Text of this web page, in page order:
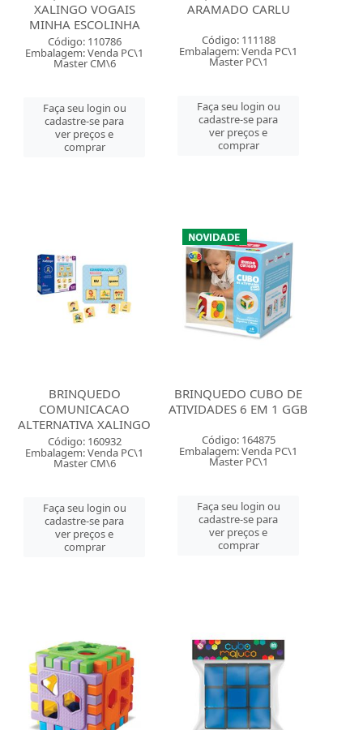
XALINGO VOGAIS
MINHA ESCOLINHA
Código: 110786
Embalagem: Venda PC\1
Master CM\6
Faça seu login ou
cadastre-se para
ver preços e
comprar
ARAMADO CARLU
Código: 111188
Embalagem: Venda PC\1
Master PC\1
Faça seu login ou
cadastre-se para
ver preços e
comprar
BRINQUEDO
COMUNICACAO
ALTERNATIVA XALINGO
Código: 160932
Embalagem: Venda PC\1
Master CM\6
Faça seu login ou
cadastre-se para
ver preços e
comprar
BRINQUEDO CUBO DE
ATIVIDADES 6 EM 1 GGB
Código: 164875
Embalagem: Venda PC\1
Master PC\1
Faça seu login ou
cadastre-se para
ver preços e
comprar